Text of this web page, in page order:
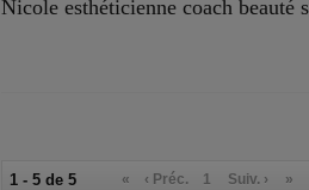
Nicole esthéticienne coach beauté
1 - 5 de 5 « ‹ Préc. 1 Suiv. › »